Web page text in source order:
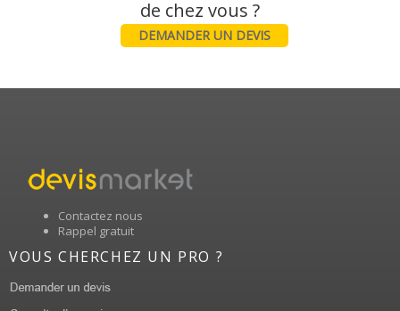
DEMANDER UN DEVIS
Contactez nous
Rappel gratuit
VOUS CHERCHEZ UN PRO ?